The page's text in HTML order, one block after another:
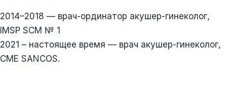
2014–2018 — врач-ординатор акушер-гинеколог,
IMSP SCM № 1
2021 – настоящее время — врач акушер-гинеколог,
CME SANCOS.